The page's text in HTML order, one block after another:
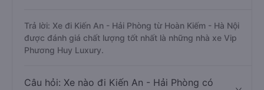
Trả lời: Xe đi Kiến An - Hải Phòng từ Hoàn Kiếm - Hà Nội
được đánh giá chất lượng tốt nhất là những nhà xe Vip
Phương Huy Luxury.
Câu hỏi: Xe nào đi Kiến An - Hải Phòng có